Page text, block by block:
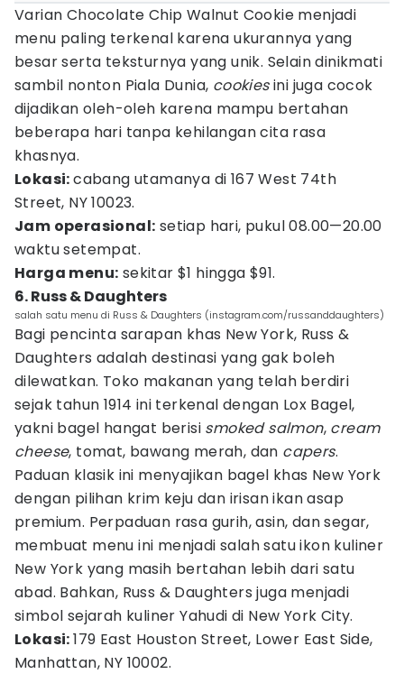
Varian Chocolate Chip Walnut Cookie menjadi
menu paling terkenal karena ukurannya yang
besar serta teksturnya yang unik. Selain dinikmati
sambil nonton Piala Dunia, cookiesini juga cocok
dijadikan oleh-oleh karena mampu bertahan
beberapa hari tanpa kehilangan cita rasa
khasnya.
Lokasi:cabang utamanya di 167 West 74th
Street, NY 10023.
Jam operasional: setiap hari, pukul 08.00—20.00
waktu setempat.
Harga menu: sekitar $1 hingga $91.
6. Russ & Daughters
salah satu menu di Russ & Daughters (instagram.com/russanddaughters)
Bagi pencinta sarapan khas New York, Russ &
Daughters adalah destinasi yang gak boleh
dilewatkan. Toko makanan yang telah berdiri
sejak tahun 1914 ini terkenal dengan Lox Bagel,
yakni bagel hangat berisi smoked salmon, cream
cheese, tomat, bawang merah, dan capers.
Paduan klasik ini menyajikan bagel khas New York
dengan pilihan krim keju dan irisan ikan asap
premium. Perpaduan rasa gurih, asin, dan segar,
membuat menu ini menjadi salah satu ikon kuliner
New York yang masih bertahan lebih dari satu
abad. Bahkan, Russ & Daughters juga menjadi
simbol sejarah kuliner Yahudi di New York City.
Lokasi:179 East Houston Street, Lower East Side,
Manhattan, NY 10002.